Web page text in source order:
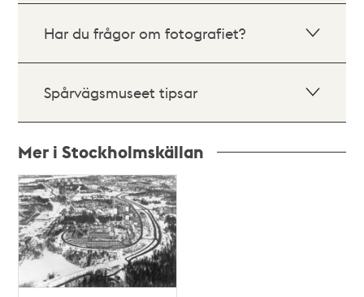
Har du frågor om fotografiet?
Spårvägsmuseet tipsar
Mer i Stockholmskällan
Relaterade
poster
och
teman